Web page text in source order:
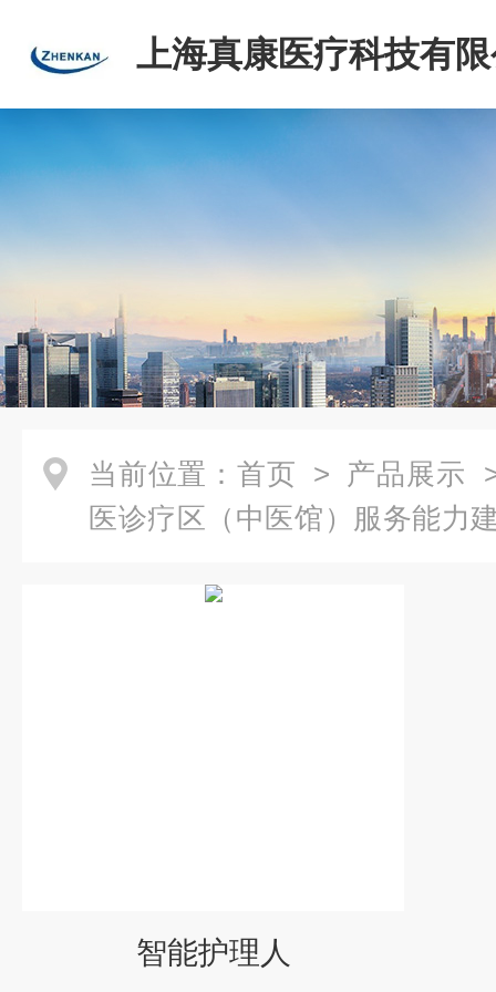
上海真康医疗科技有
当前位置： 首页 > 产品展示
医诊疗区（中医馆）服务能力
智能护理人